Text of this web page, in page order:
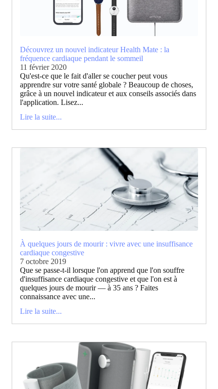
Découvrez un nouvel indicateur Health Mate : la
fréquence cardiaque pendant le sommeil
11 février 2020
Qu'est-ce que le fait d'aller se coucher peut vous
apprendre sur votre santé globale ? Beaucoup de choses,
grâce à un nouvel indicateur et aux conseils associés dans
l'application. Lisez...
Lire la suite...
À quelques jours de mourir : vivre avec une insuffisance
cardiaque congestive
7 octobre 2019
Que se passe-t-il lorsque l'on apprend que l'on souffre
d'insuffisance cardiaque congestive et que l'on est à
quelques jours de mourir — à 35 ans ? Faites
connaissance avec une...
Lire la suite...